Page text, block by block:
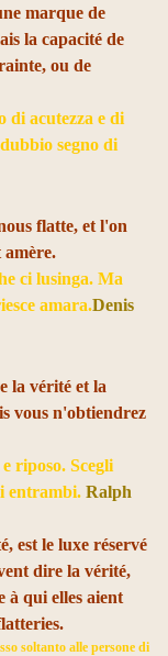
marque de
la capacité de
ou de
di acutezza e di
segno di
flatte, et l'on
amère.
ci lusinga. Ma
amara.Denis
la vérité et la
vous n'obtiendrez
riposo. Scegli
entrambi. Ralph
est le luxe réservé
dire la vérité,
à qui elles aient
soltanto alle persone di